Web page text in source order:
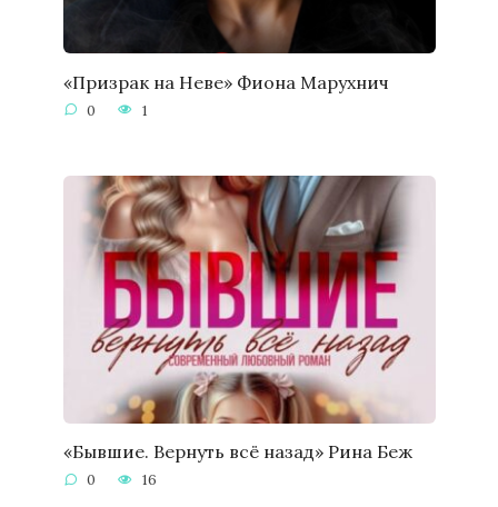
«Призрак на Неве» Фиона Марухнич
0 1
«Бывшие. Вернуть всё назад» Рина Беж
0 16